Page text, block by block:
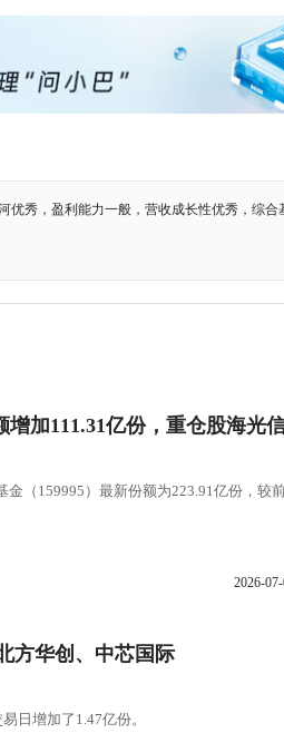
优秀，盈利能力一般，营收成长性优秀，综合
加111.31亿份，重仓股海光
（159995）最新份额为223.91亿份，较
2026-
方华创、中芯国际
日增加了1.47亿份。